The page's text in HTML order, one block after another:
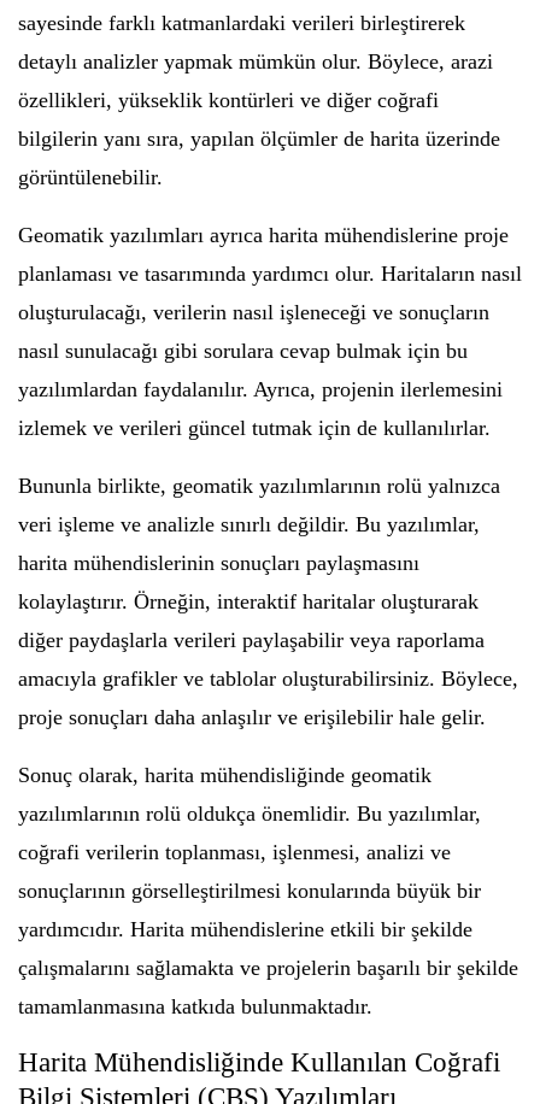
sayesinde farklı katmanlardaki verileri birleştirerek
detaylı analizler yapmak mümkün olur. Böylece, arazi
özellikleri, yükseklik kontürleri ve diğer coğrafi
bilgilerin yanı sıra, yapılan ölçümler de harita üzerinde
görüntülenebilir.
Geomatik yazılımları ayrıca harita mühendislerine proje
planlaması ve tasarımında yardımcı olur. Haritaların nasıl
oluşturulacağı, verilerin nasıl işleneceği ve sonuçların
nasıl sunulacağı gibi sorulara cevap bulmak için bu
yazılımlardan faydalanılır. Ayrıca, projenin ilerlemesini
izlemek ve verileri güncel tutmak için de kullanılırlar.
Bununla birlikte, geomatik yazılımlarının rolü yalnızca
veri işleme ve analizle sınırlı değildir. Bu yazılımlar,
harita mühendislerinin sonuçları paylaşmasını
kolaylaştırır. Örneğin, interaktif haritalar oluşturarak
diğer paydaşlarla verileri paylaşabilir veya raporlama
amacıyla grafikler ve tablolar oluşturabilirsiniz. Böylece,
proje sonuçları daha anlaşılır ve erişilebilir hale gelir.
Sonuç olarak, harita mühendisliğinde geomatik
yazılımlarının rolü oldukça önemlidir. Bu yazılımlar,
coğrafi verilerin toplanması, işlenmesi, analizi ve
sonuçlarının görselleştirilmesi konularında büyük bir
yardımcıdır. Harita mühendislerine etkili bir şekilde
çalışmalarını sağlamakta ve projelerin başarılı bir şekilde
tamamlanmasına katkıda bulunmaktadır.
Harita Mühendisliğinde Kullanılan Coğrafi
Bilgi Sistemleri (CBS) Yazılımları